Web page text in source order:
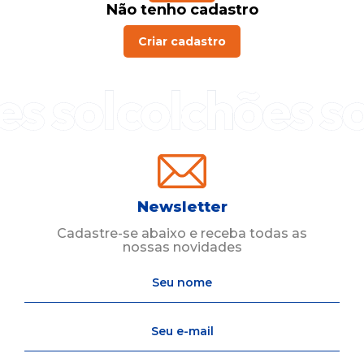
Não tenho cadastro
Criar cadastro
Newsletter
Cadastre-se abaixo e receba todas as
nossas novidades